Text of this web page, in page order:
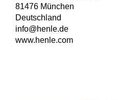
81476 München
Deutschland
info@henle.de
www.henle.com